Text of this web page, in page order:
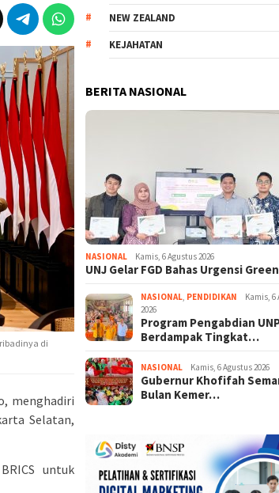
di
menghadiri
Selatan,
untuk
NEW ZEALAND
KEJAHATAN
BERITA NASIONAL
NASIONAL Kamis, 6 Agustus 2026
UNJ Gelar FGD Bahas Urgensi
NASIONAL PENDIDIKAN
Kamis, 6
2026
Program Pengabdian
Berdampak Tingkat…
NASIONAL Kamis, 6 Agustus 2026
Gubernur Khofifah
Bulan Kemer…